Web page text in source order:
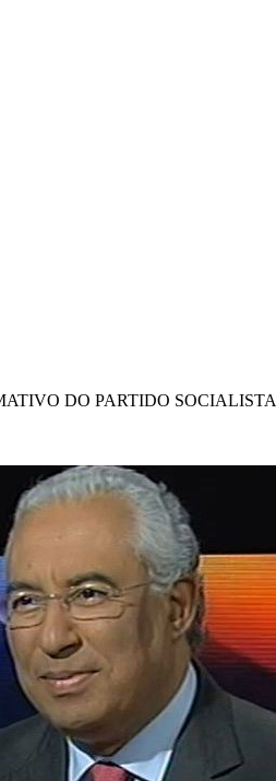
DO PARTIDO SOCIALISTA